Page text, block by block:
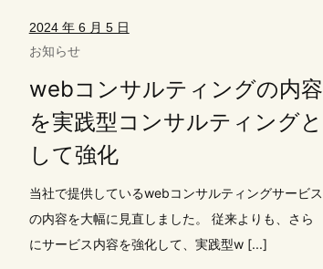
2024 年 6 月 5 日
お知らせ
webコンサルティングの内容
を実践型コンサルティングと
して強化
当社で提供しているwebコンサルティングサービス
の内容を大幅に見直しました。 従来よりも、さら
にサービス内容を強化して、実践型w [...]